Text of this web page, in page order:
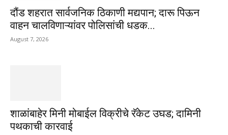
दौंड शहरात सार्वजनिक ठिकाणी मद्यपान; दारू पिऊन
वाहन चालविणाऱ्यांवर पोलिसांची धडक...
August 7, 2026
शाळांबाहेर मिनी मोबाईल विक्रीचे रॅकेट उघड; दामिनी
पथकाची कारवाई